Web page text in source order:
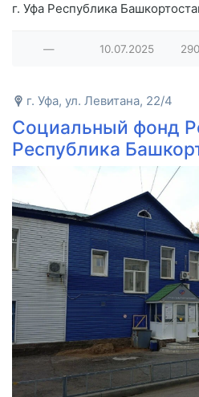
г. Уфа Республика
— 10.07.2025 290
г. Уфа, ул. Левитана, 22/4
Социальный фонд
Республика